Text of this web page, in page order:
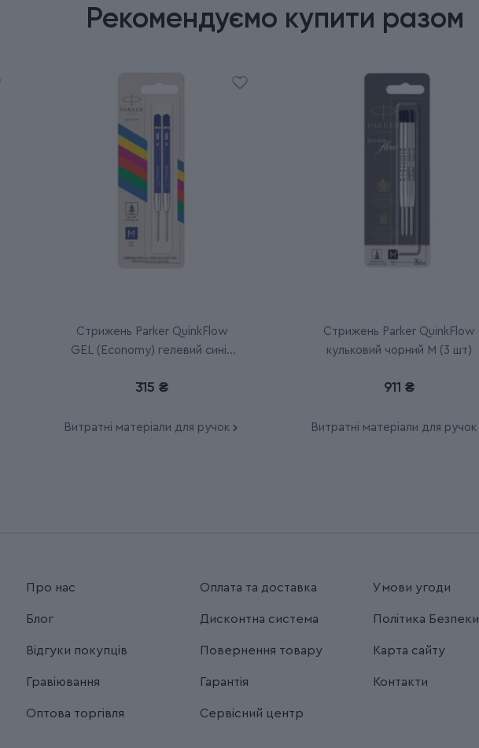
Рекомендуємо купити разом
Стрижень Parker QuinkFlow
GEL (Economy) гелевий синій
315 ₴
Витратні матеріали для ручок
Стрижень Parker QuinkFlow
кульковий чорний M (3 шт)
911 ₴
Витратні матеріали для ручок
Про нас
Блог
Відгуки покупців
Гравіювання
Оптова торгівля
Оплата та доставка
Дисконтна система
Повернення товару
Гарантія
Сервісний центр
Умови угоди
Політика Безпеки
Карта сайту
Контакти